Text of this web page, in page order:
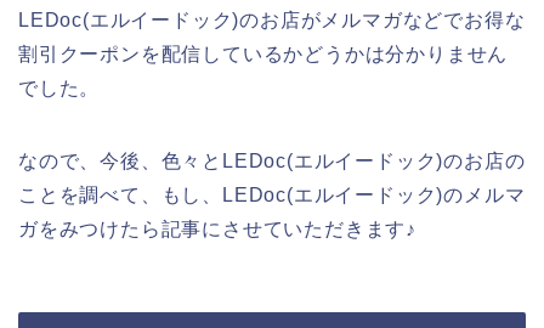
LEDoc(エルイードック)のお店がメルマガなどでお得な
割引クーポンを配信しているかどうかは分かりません
でした。
なので、今後、色々とLEDoc(エルイードック)のお店の
ことを調べて、もし、LEDoc(エルイードック)のメルマ
ガをみつけたら記事にさせていただきます♪